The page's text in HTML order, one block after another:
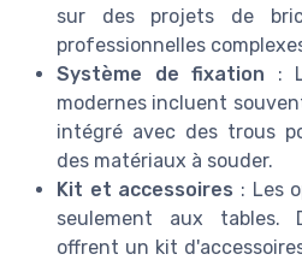
sur des projets de
professionnelles
Système de fixation :
modernes incluent
intégré avec des trous
des matériaux à souder.
Kit et accessoires : Les
seulement aux tables.
offrent un kit